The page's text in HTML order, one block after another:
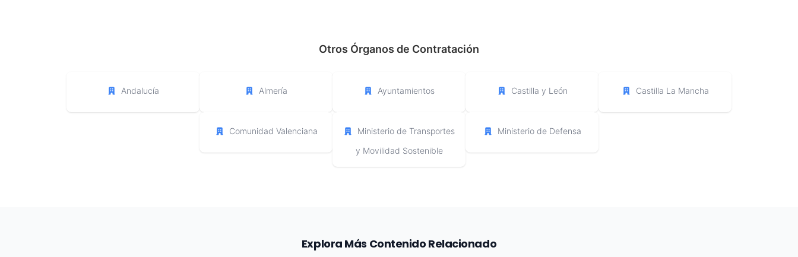
Otros Órganos de Contratación
Andalucía Almería Ayuntamientos Castilla y León Castilla La Mancha
Comunidad Valenciana
Ministerio de Transportes
y Movilidad Sostenible
Ministerio de Defensa
Explora Más Contenido Relacionado